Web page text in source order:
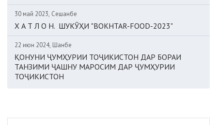
30 май 2023, Сешанбе
Х А Т Л О Н. ШУКӮҲИ "BOKHTAR-FOOD-2023"
22 июн 2024, Шанбе
ҚОНУНИ ҶУМҲУРИИ ТОҶИКИСТОН ДАР БОРАИ
ТАНЗИМИ ҶАШНУ МАРОСИМ ДАР ҶУМҲУРИИ
ТОҶИКИСТОН